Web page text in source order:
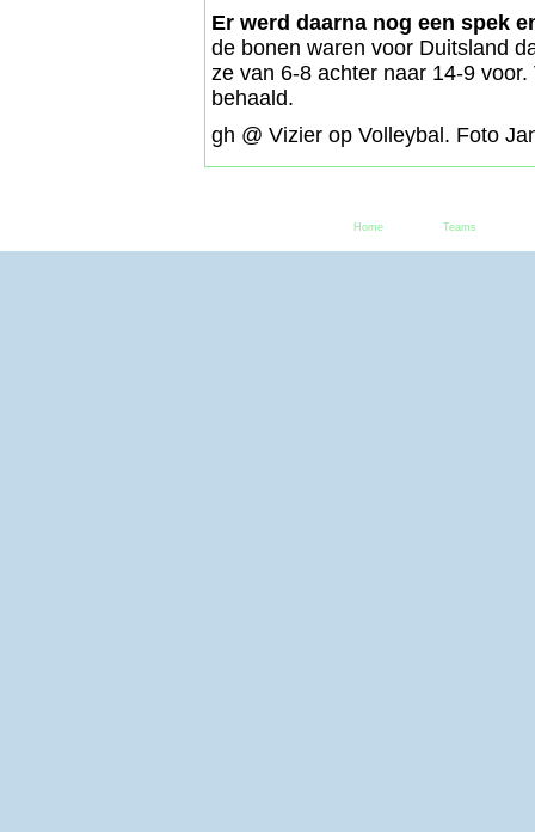
Er werd daarna nog een spek
de bonen waren voor Duitsland
ze van 6-8 achter naar 14-9
behaald.
gh @ Vizier op Volleybal. Foto
Home Teams